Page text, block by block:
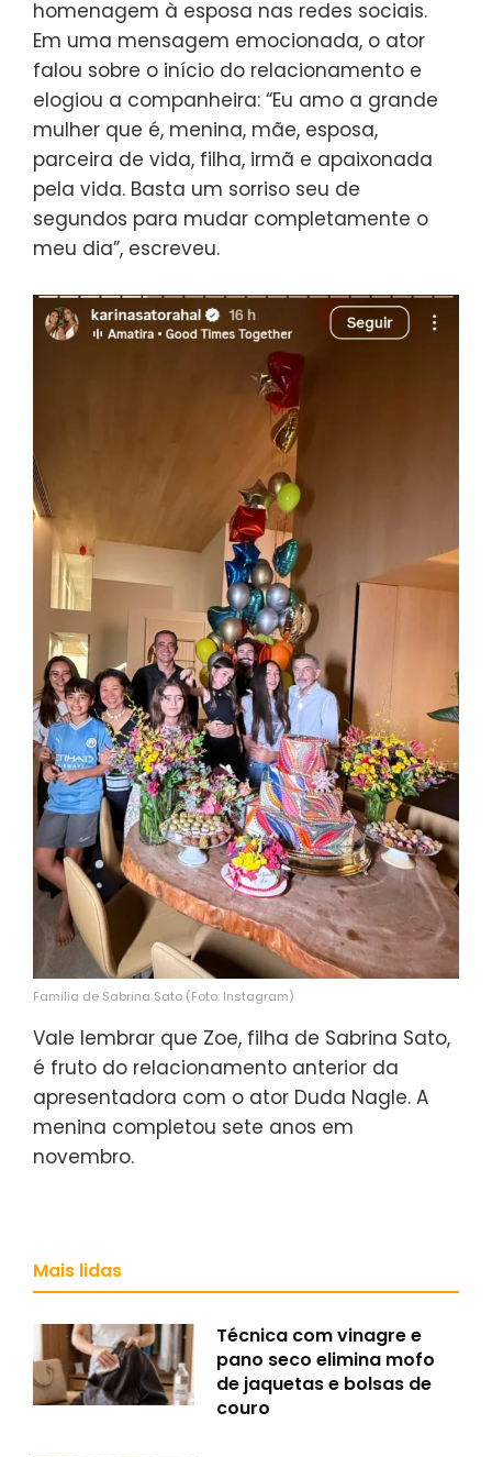
homenagem à esposa nas redes sociais.
Em uma mensagem emocionada, o ator
falou sobre o início do relacionamento e
elogiou a companheira: “Eu amo a grande
mulher que é, menina, mãe, esposa,
parceira de vida, filha, irmã e apaixonada
pela vida. Basta um sorriso seu de
segundos para mudar completamente o
meu dia”, escreveu.
Familia de Sabrina Sato (Foto: Instagram)
Vale lembrar que Zoe, filha de Sabrina Sato,
é fruto do relacionamento anterior da
apresentadora com o ator Duda Nagle. A
menina completou sete anos em
novembro.
Mais lidas
Técnica com vinagre e
pano seco elimina mofo
de jaquetas e bolsas de
couro